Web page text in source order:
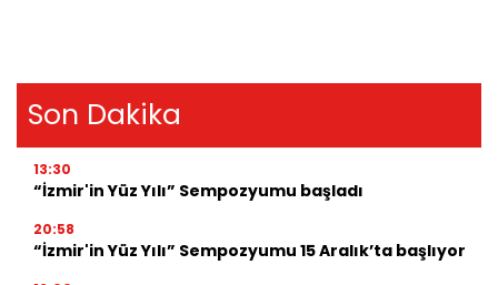
Son Dakika
13:30
“İzmir'in Yüz Yılı” Sempozyumu başladı
20:58
“İzmir'in Yüz Yılı” Sempozyumu 15 Aralık’ta başlıyor